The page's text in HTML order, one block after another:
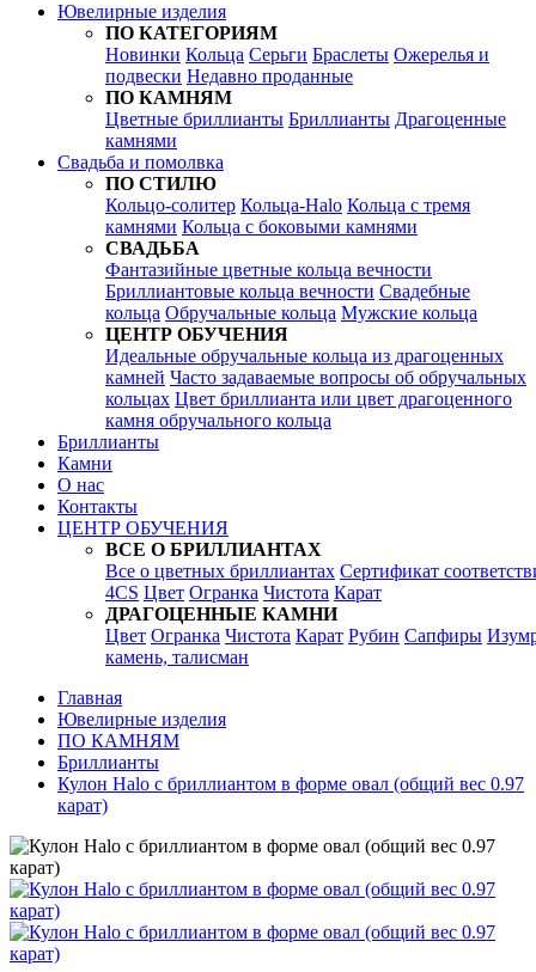
Ювелирные изделия
ПО КАТЕГОРИЯМ
Новинки Кольца Серьги Браслеты Ожерелья и
подвески Недавно проданные
ПО КАМНЯМ
Цветные бриллианты Бриллианты Драгоценные
камнями
Свадьба и помолвка
ПО СТИЛЮ
Кольцо-солитер Кольца-Halo Кольца c тремя
камнями Кольца c боковыми камнями
СВАДЬБА
Фантазийные цветные кольца вечности
Бриллиантовые кольца вечности Свадебные
кольца Обручальные кольца Мужские кольца
ЦЕНТР ОБУЧЕНИЯ
Идеальные обручальные кольца из драгоценных
камней Часто задаваемые вопросы об обручальных
кольцах Цвет бриллианта или цвет драгоценного
камня обручального кольца
Бриллианты
Камни
О нас
Контакты
ЦЕНТР ОБУЧЕНИЯ
ВСЕ О БРИЛЛИАНТАХ
Все о цветных бриллиантах Сертификат
4CS Цвет Огранка Чистота Карат
ДРАГОЦЕННЫЕ КАМНИ
Цвет Огранка Чистота Карат Рубин Сапфиры
камень, талисман
Главная
Ювелирные изделия
ПО КАМНЯМ
Бриллианты
Кулон Halo с бриллиантом в форме овал (общий вес 0.97
карат)